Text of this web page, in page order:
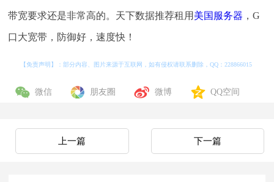
带宽要求还是非常高的。天下数据推荐租用 美国服务器 ，G
口大宽带，防御好，速度快！
【免责声明】：部分内容、图片来源于互联网，如有侵权请联系删除，QQ：228866015
微信 朋友圈 微博 QQ空间
下一篇
上一篇